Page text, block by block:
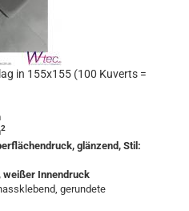
in 155x155 (100 Kuverts =
2
glänzend, Stil:
weißer Innendruck
gerundete